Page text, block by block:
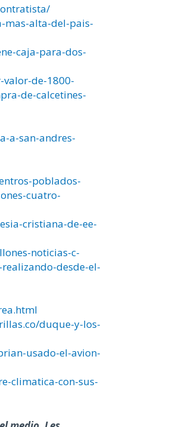
mas-alta-del-pais-
caja-para-dos-
de-1800-
de-calcetines-
a-san-andres-
poblados-
cuatro-
cristiana-de-ee-
noticias-c-
desde-el-
duque-y-los-
usado-el-avion-
climatica-con-sus-